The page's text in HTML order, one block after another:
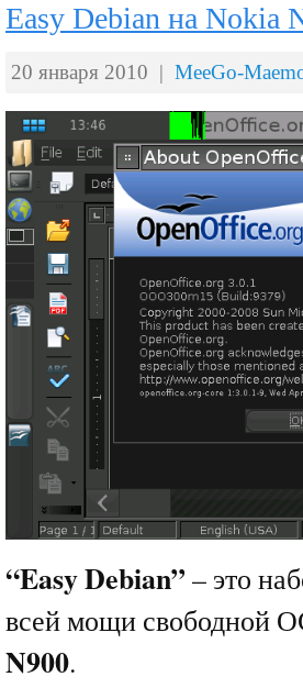
Easy Debian на Nokia
20 января 2010 | MeeGo-
“Easy Debian” – это
всей мощи свободной
N900.